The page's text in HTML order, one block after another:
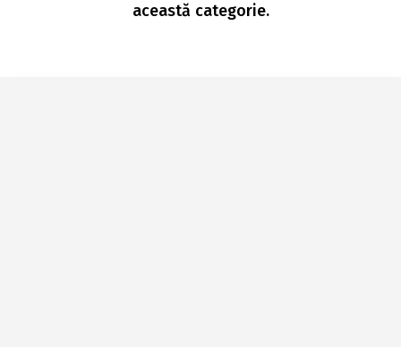
această categorie.